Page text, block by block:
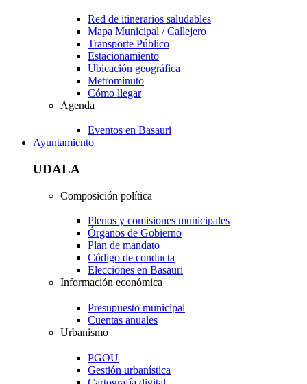
Red de itinerarios saludables
Mapa Municipal / Callejero
Transporte Público
Estacionamiento
Ubicación geográfica
Metrominuto
Cómo llegar
Agenda
Eventos en Basauri
Ayuntamiento
UDALA
Composición política
Plenos y comisiones municipales
Órganos de Gobierno
Plan de mandato
Código de conducta
Elecciones en Basauri
Información económica
Presupuesto municipal
Cuentas anuales
Urbanismo
PGOU
Gestión urbanística